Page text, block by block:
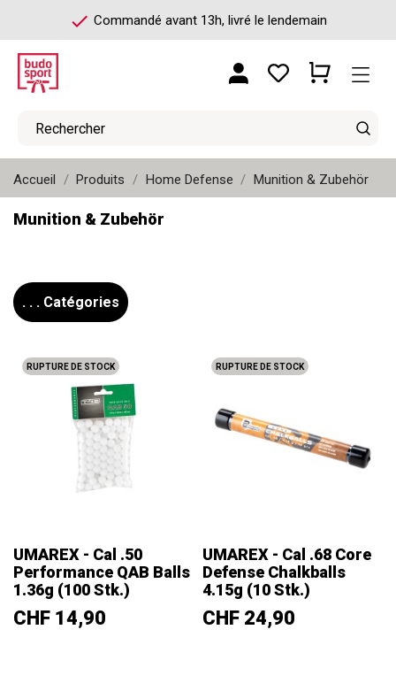
check Commandé avant 13h, livré le lendemain
Accueil Produits Home Defense Munition & Zubehör
Munition & Zubehör
. . . Catégories
RUPTURE DE STOCK
UMAREX - Cal .50
Performance QAB Balls
1.36g (100 Stk.)
Prix
CHF 14,90
RUPTURE DE STOCK
UMAREX - Cal .68 Core
Defense Chalkballs
4.15g (10 Stk.)
Prix
CHF 24,90